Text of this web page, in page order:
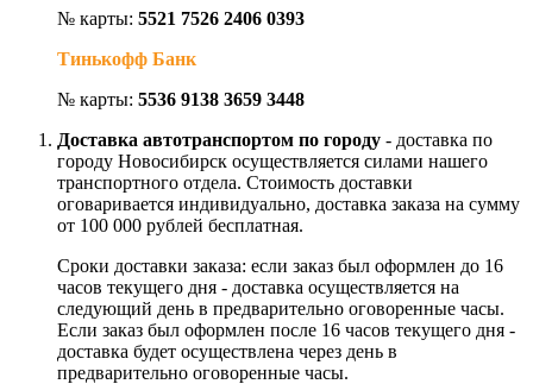
№ карты: 5521 7526 2406 0393
Тинькофф Банк
№ карты: 5536 9138 3659 3448
Доставка автотранспортом по городу - доставка по
городу Новосибирск осуществляется силами нашего
транспортного отдела. Стоимость доставки
оговаривается индивидуально, доставка заказа на сумму
от 100 000 рублей бесплатная.
Сроки доставки заказа: если заказ был оформлен до 16
часов текущего дня - доставка осуществляется на
следующий день в предварительно оговоренные часы.
Если заказ был оформлен после 16 часов текущего дня -
доставка будет осуществлена через день в
предварительно оговоренные часы.